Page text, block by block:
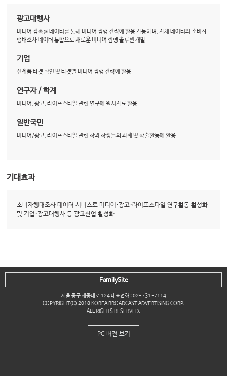
광고대행사
미디어 접촉률 데이터를 통해 미디어 집행 전략에 활용 가능하며, 자체 데이터와 소비자
행태조사 데이터 통합으로 새로운 미디어 집행 솔루션 개발
기업
신제품 타겟 확인 및 타겟별 미디어 집행 전략에 활용
연구자 / 학계
미디어, 광고, 라이프스타일 관련 연구에 원시자료 활용
일반국민
미디어/광고, 라이프스타일 관련 학과 학생들의 과제 및 학술활동에 활용
기대효과
소비자행태조사 데이터 서비스로 미디어·광고·라이프스타일 연구활동 활성화
및 기업·광고대행사 등 광고산업 활성화
서울 중구 세종대로 124 대표전화 : 02-731-7114
COPYRIGHT(C) 2018 KOREA BROADCAST ADVERTISING CORP.
ALL RIGHTS RESERVED.
FamilySite
PC 버전 보기